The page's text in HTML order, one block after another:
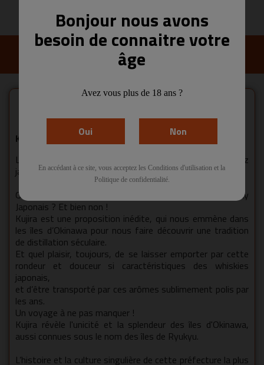
Bonjour nous avons
besoin de connaitre votre
âge
Avez vous plus de 18 ans ?
Oui Non
En accédant à ce site, vous acceptez les Conditions d'utilisation et la
Politique de confidentialité.
Kujira
La tradition du Whisky Japonais comme vous ne l'avez
jamais goûté...
On pensait avoir tout découvert en matière de whisky
Japonais ? Et bien non !
Kujira est une proposition inédite, qui nous emmène dans
les îles d’Okinawa pour nous faire découvrir une tradition
de distillation séculaire.
Et quel plaisir, toujours, de se laisser emporter par cette
rondeur et douceur si caractéristiques des whiskies
japonais,
et d’être transporté par ces arômes sublimement polis par
les ans.
Un voyage à ne pas manquer !
Kujira révèle l'unicité et la splendeur des îles d'Okinawa,
aussi connues sous le nom des îles de Ryukyu.
L’histoire et la culture singulière de cette préfecture la plus